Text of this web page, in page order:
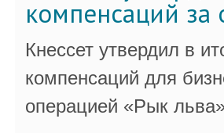
компенсаций за
Кнессет утвердил в
компенсаций для
операцией «Рык